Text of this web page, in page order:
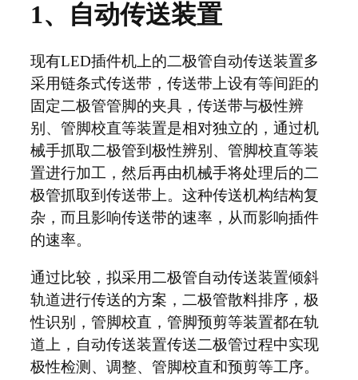
1、自动传送装置
现有LED插件机上的二极管自动传送装置多
采用链条式传送带，传送带上设有等间距的
固定二极管管脚的夹具，传送带与极性辨
别、管脚校直等装置是相对独立的，通过机
械手抓取二极管到极性辨别、管脚校直等装
置进行加工，然后再由机械手将处理后的二
极管抓取到传送带上。这种传送机构结构复
杂，而且影响传送带的速率，从而影响插件
的速率。
通过比较，拟采用二极管自动传送装置倾斜
轨道进行传送的方案，二极管散料排序，极
性识别，管脚校直，管脚预剪等装置都在轨
道上，自动传送装置传送二极管过程中实现
极性检测、调整、管脚校直和预剪等工序。